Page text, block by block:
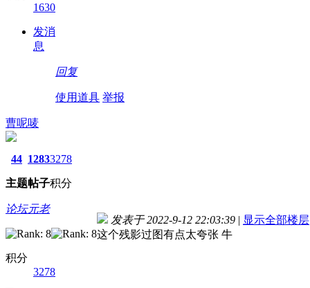
1630
发消
息
回复
使用道具 举报
曹呢唛
44
主题
1283
帖子
3278
积分
论坛元老
积分
3278
发表于 2022-9-12 22:03:39 | 显示全部楼层
这个残影过图有点太夸张 牛